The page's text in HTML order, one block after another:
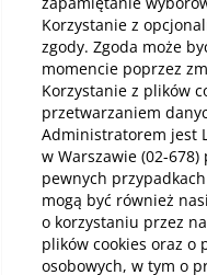
Korzystanie z
zgody. Zgoda może
momencie poprzez
Korzystanie z plików
przetwarzaniem
Administratorem jest
w Warszawie (02-
pewnych
mogą być również
o korzystaniu przez
plików cookies oraz o
osobowych, w tym o